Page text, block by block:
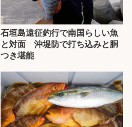
石垣島遠征釣行で南国らしい魚
と対面 沖堤防で打ち込みと胴
つき堪能